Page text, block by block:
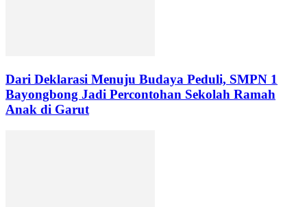
Dari Deklarasi Menuju Budaya Peduli, SMPN 1
Bayongbong Jadi Percontohan Sekolah Ramah
Anak di Garut